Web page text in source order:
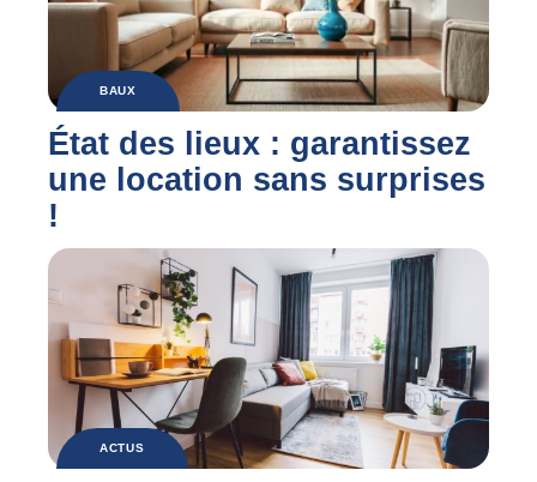
BAUX
État des lieux : garantissez
une location sans surprises
!
ACTUS